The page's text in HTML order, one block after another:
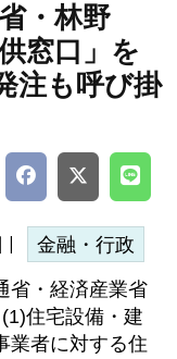
・林野
窓口」を
注も呼び掛
| 金融・行政
省・経済産業省
住宅設備・建
業者に対する住